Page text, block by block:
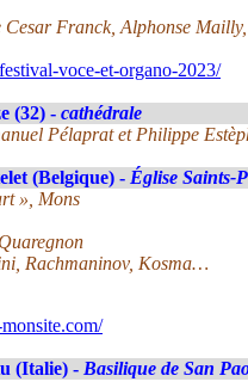
Cesar Franck, Alphonse
voce-et-organo-2023/
(32) - cathédrale
Pélaprat et Philippe
(Belgique) - Église Saints-
», Mons
Rachmaninov, Kosma…
(Italie) - Basilique de San